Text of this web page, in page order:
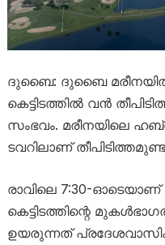
ദുബൈ: ദുബൈ മരീനയിൽ
കെട്ടിടത്തിൽ വൻ
സംഭവം. മരീനയിലെ
ടവറിലാണ്
രാവിലെ 7:30-ഓടെയാണ്
കെട്ടിടത്തിന്റെ
ഉയരുന്നത്